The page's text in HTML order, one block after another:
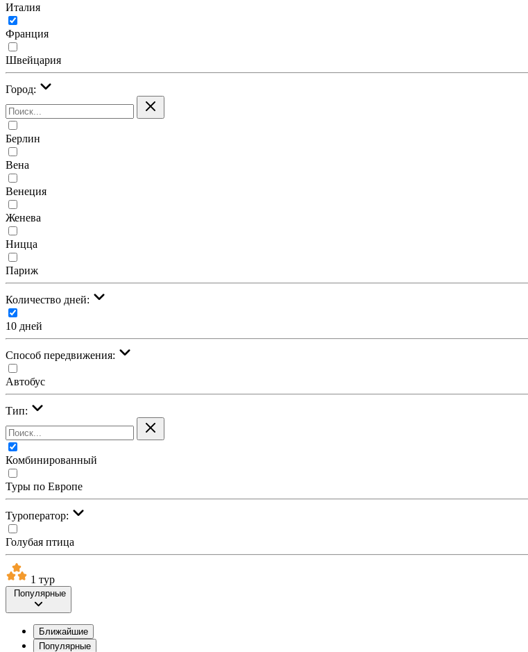
Италия
Франция
Швейцария
Город:
Берлин
Вена
Венеция
Женева
Ницца
Париж
Количество дней:
10 дней
Cпособ передвижения:
Автобус
Тип:
Комбинированный
Туры по Европе
Туроператор:
Голубая птица
1 тур
Популярные
Ближайшие
Популярные